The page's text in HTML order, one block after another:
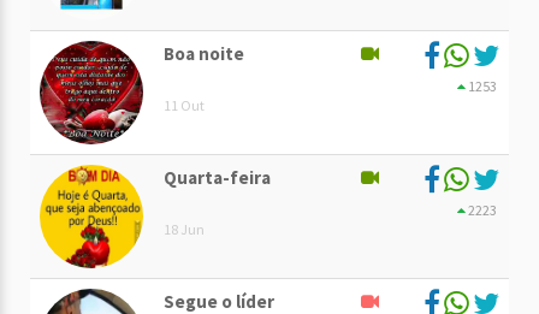
Boa noite
11 Out
1253
Quarta-feira
18 Jun
2223
Segue o líder